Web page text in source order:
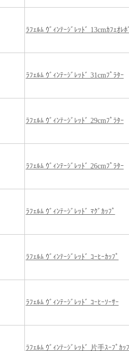
ﾗﾌｪﾙﾑ ｳﾞｨﾝﾃｰｼﾞﾚｯﾄﾞ 13cmｶﾌｪｵﾚﾎ
ﾗﾌｪﾙﾑ ｳﾞｨﾝﾃｰｼﾞﾚｯﾄﾞ 31cmﾌﾟﾗﾀｰ
ﾗﾌｪﾙﾑ ｳﾞｨﾝﾃｰｼﾞﾚｯﾄﾞ 29cmﾌﾟﾗﾀｰ
ﾗﾌｪﾙﾑ ｳﾞｨﾝﾃｰｼﾞﾚｯﾄﾞ 26cmﾌﾟﾗﾀｰ
ﾗﾌｪﾙﾑ ｳﾞｨﾝﾃｰｼﾞﾚｯﾄﾞ ﾏｸﾞｶｯﾌﾟ
ﾗﾌｪﾙﾑ ｳﾞｨﾝﾃｰｼﾞﾚｯﾄﾞ ｺｰﾋｰｶｯﾌﾟ
ﾗﾌｪﾙﾑ ｳﾞｨﾝﾃｰｼﾞﾚｯﾄﾞ ｺｰﾋｰｿｰｻｰ
ﾗﾌｪﾙﾑ ｳﾞｨﾝﾃｰｼﾞﾚｯﾄﾞ 片手ｽｰﾌﾟｶｯ